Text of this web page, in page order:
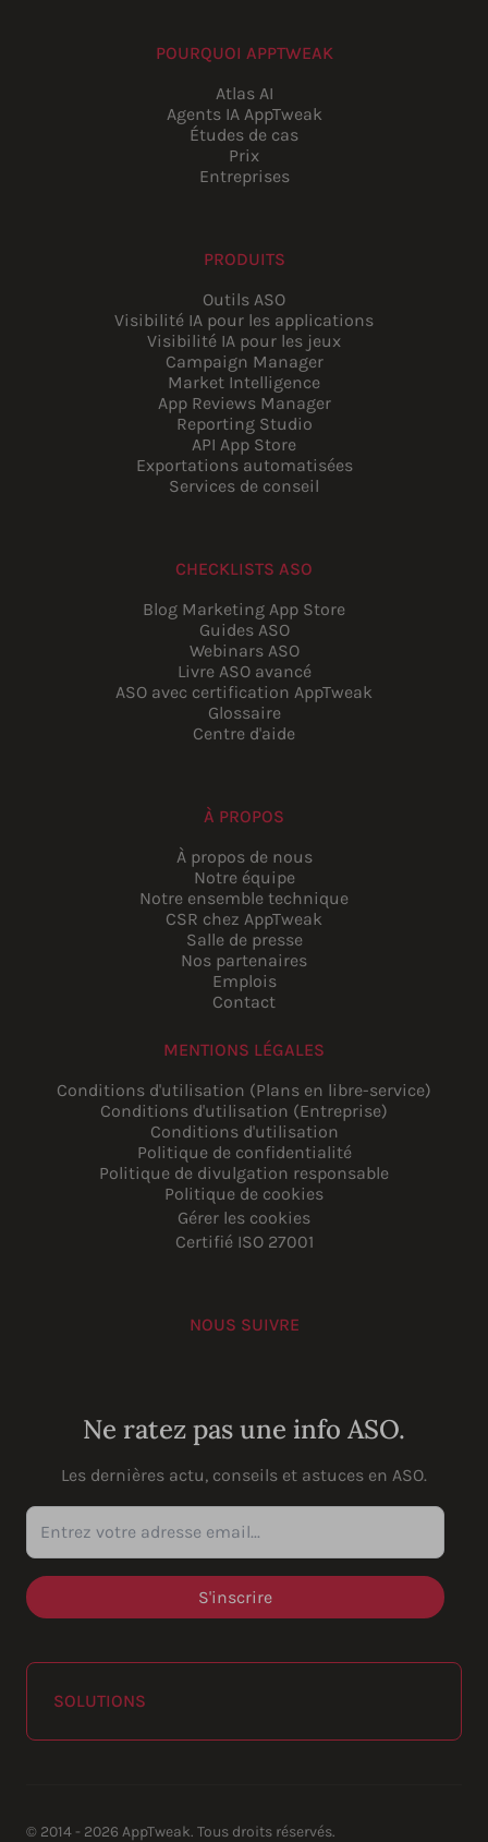
POURQUOI APPTWEAK
Atlas AI
Agents IA AppTweak
Études de cas
Prix
Entreprises
PRODUITS
Outils ASO
Visibilité IA pour les applications
Visibilité IA pour les jeux
Campaign Manager
Market Intelligence
App Reviews Manager
Reporting Studio
API App Store
Exportations automatisées
Services de conseil
CHECKLISTS ASO
Blog Marketing App Store
Guides ASO
Webinars ASO
Livre ASO avancé
ASO avec certification AppTweak
Glossaire
Centre d'aide
À PROPOS
À propos de nous
Notre équipe
Notre ensemble technique
CSR chez AppTweak
Salle de presse
Nos partenaires
Emplois
Contact
MENTIONS LÉGALES
Conditions d'utilisation (Plans en libre-service)
Conditions d'utilisation (Entreprise)
Conditions d'utilisation
Politique de confidentialité
Politique de divulgation responsable
Politique de cookies
Gérer les cookies
Certifié ISO 27001
NOUS SUIVRE
Ne ratez pas une info ASO.
Les dernières actu, conseils et astuces en ASO.
Entrez votre adresse email...
SOLUTIONS
© 2014 - 2026 AppTweak. Tous droits réservés.